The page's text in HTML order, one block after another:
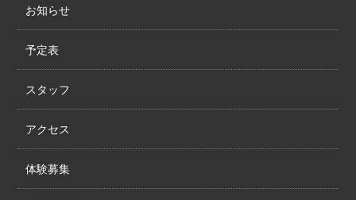
お知らせ
予定表
スタッフ
アクセス
体験募集